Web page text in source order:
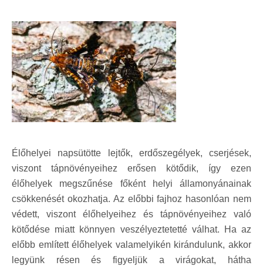
Élőhelyei napsütötte lejtők, erdőszegélyek, cserjések,
viszont tápnövényeihez erősen kötődik, így ezen
élőhelyek megszűnése főként helyi államonyánainak
csökkenését okozhatja. Az előbbi fajhoz hasonlóan nem
védett, viszont élőhelyeihez és tápnövényeihez való
kötődése miatt könnyen veszélyeztetetté válhat. Ha az
előbb említett élőhelyek valamelyikén kirándulunk, akkor
legyünk résen és figyeljük a virágokat, hátha